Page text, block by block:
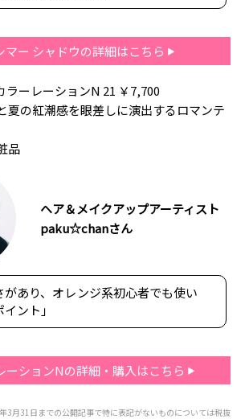
マー シャドウの詳細はこちら
ラーレーションN 21 ￥7,700
夏の紅潮感を眼差しに演出するロマンテ
品
ヘア＆メイクアップアーティスト
paku☆chanさん
があり、オレンジ系初心者でも使い
ント」
ーションNの詳細・購入はこちら
3月31日までの公開記事で特に表記がないものについては税抜